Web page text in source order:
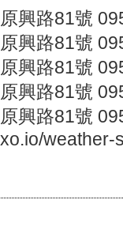
興路81號
興路81號
興路81號
興路81號
興路81號